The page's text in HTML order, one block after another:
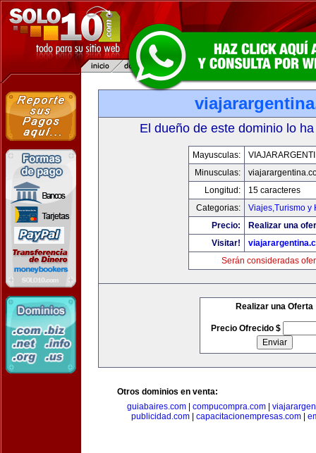
El dueño de este dominio lo
Mayusculas:
Minusculas:
Longitud:
15 caracteres
Categorias:
Viajes,Turismo y
Precio:
Realizar una
Visitar!
Serán consideradas
Realizar una Oferta
Precio Ofrecido $
Otros dominios en venta:
guiabaires.com
compucompra.com
publicidad.com
capacitacionempresas.com